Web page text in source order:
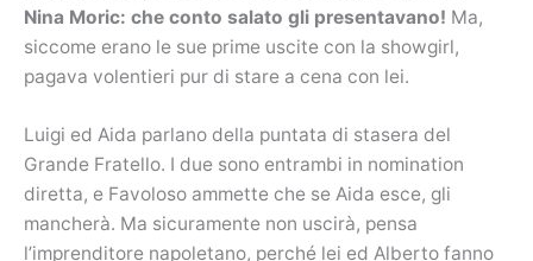
Nina Moric: che conto salato gli presentavano! Ma,
siccome erano le sue prime uscite con la showgirl,
pagava volentieri pur di stare a cena con lei.
Luigi ed Aida parlano della puntata di stasera del
Grande Fratello. I due sono entrambi in nomination
diretta, e Favoloso ammette che se Aida esce, gli
mancherà. Ma sicuramente non uscirà, pensa
l’imprenditore napoletano, perché lei ed Alberto fanno